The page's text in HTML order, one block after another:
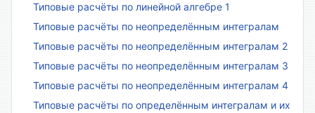
Типовые расчёты по линейной алгебре 1
Типовые расчёты по неопределённым интегралам
Типовые расчёты по неопределённым интегралам 2
Типовые расчёты по неопределённым интегралам 3
Типовые расчёты по неопределённым интегралам 4
Типовые расчёты по определённым интегралам и их